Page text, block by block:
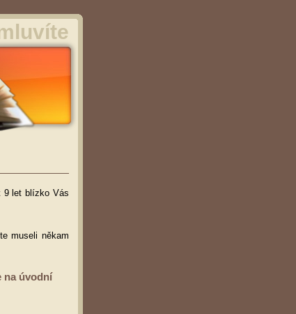
9 let blízko Vás
museli někam
na úvodní